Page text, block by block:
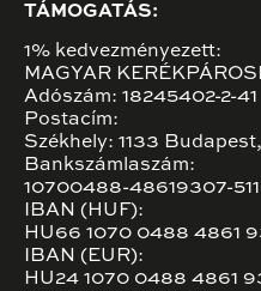
TÁMOGATÁS:
1% kedvezményezett:
MAGYAR
Adószám: 18245402-2-41
Postacím:
Székhely: 1133
Bankszámlaszám:
10700488-48619307-
IBAN (HUF):
HU66 1070 0488 4861
IBAN (EUR):
HU24 1070 0488 4861